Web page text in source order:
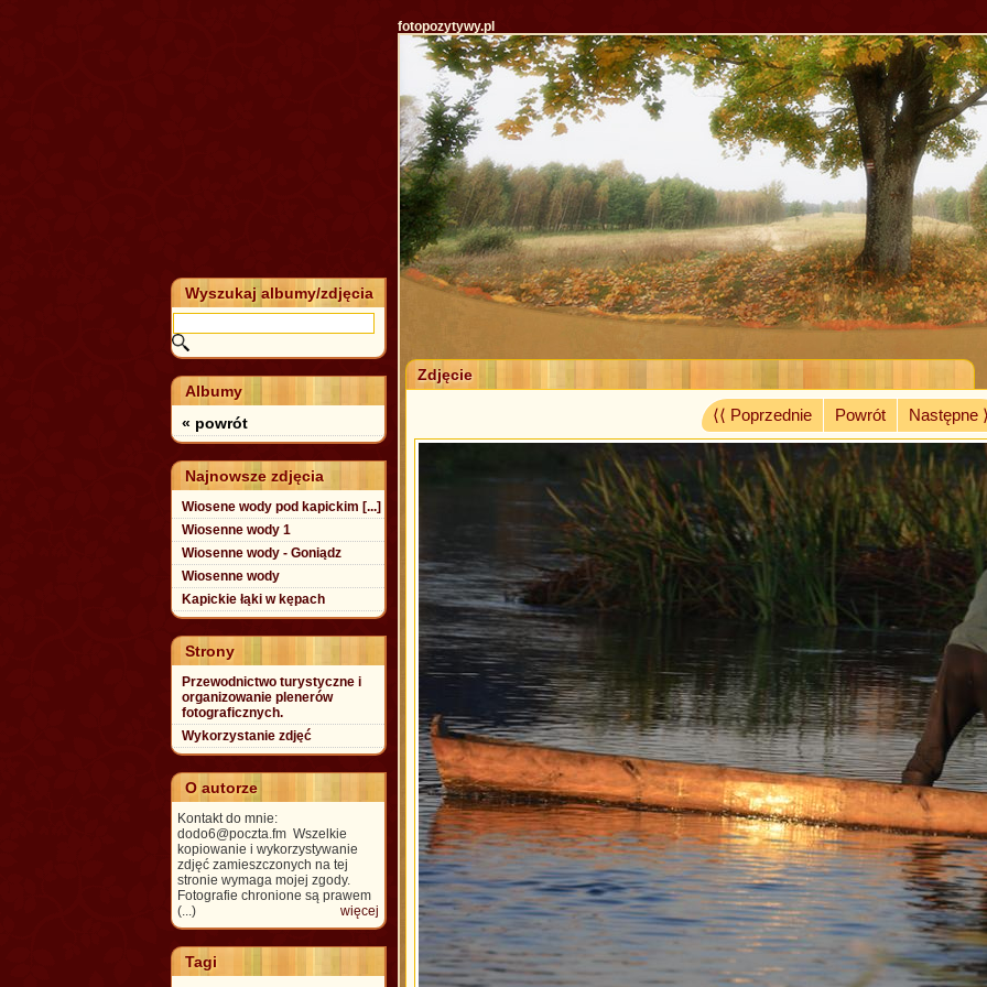
fotopozytywy.pl
Zdjęcie
⟨⟨ Poprzednie Powrót Następne
Wyszukaj albumy/zdjęcia
Albumy
« powrót
Najnowsze zdjęcia
Wiosene wody pod kapickim [...]
Wiosenne wody 1
Wiosenne wody - Goniądz
Wiosenne wody
Kapickie łąki w kępach
Strony
Przewodnictwo turystyczne i
organizowanie plenerów
fotograficznych.
Wykorzystanie zdjęć
O autorze
Kontakt do mnie:
dodo6@poczta.fm Wszelkie
kopiowanie i wykorzystywanie
zdjęć zamieszczonych na tej
stronie wymaga mojej zgody.
Fotografie chronione są prawem
(...)
więcej
Tagi